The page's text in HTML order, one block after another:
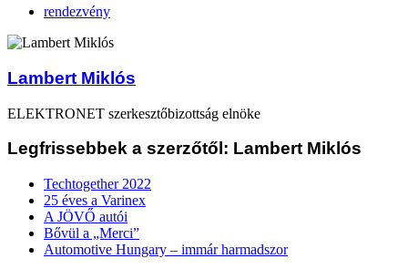
rendezvény
Lambert Miklós
ELEKTRONET szerkesztőbizottság elnöke
Legfrissebbek a szerzőtől: Lambert Miklós
Techtogether 2022
25 éves a Varinex
A JÖVŐ autói
Bővül a „Merci”
Automotive Hungary – immár harmadszor